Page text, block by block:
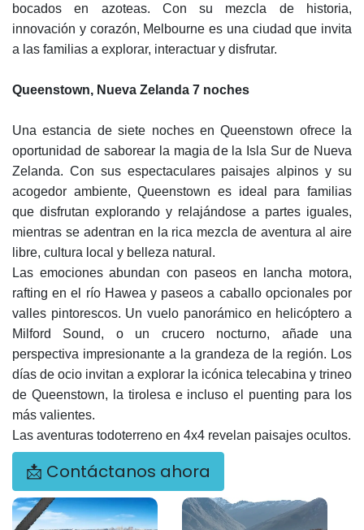
bocados en azoteas. Con su mezcla de historia,
innovación y corazón, Melbourne es una ciudad que invita
a las familias a explorar, interactuar y disfrutar.
Queenstown, Nueva Zelanda 7 noches
Una estancia de siete noches en Queenstown ofrece la
oportunidad de saborear la magia de la Isla Sur de Nueva
Zelanda. Con sus espectaculares paisajes alpinos y su
acogedor ambiente, Queenstown es ideal para familias
que disfrutan explorando y relajándose a partes iguales,
mientras se adentran en la rica mezcla de aventura al aire
libre, cultura local y belleza natural.
Las emociones abundan con paseos en lancha motora,
rafting en el río Hawea y paseos a caballo opcionales por
valles pintorescos. Un vuelo panorámico en helicóptero a
Milford Sound, o un crucero nocturno, añade una
perspectiva impresionante a la grandeza de la región. Los
días de ocio invitan a explorar la icónica telecabina y trineo
de Queenstown, la tirolesa e incluso el puenting para los
más valientes.
Las aventuras todoterreno en 4x4 revelan paisajes ocultos.
📩 Contáctanos ahora